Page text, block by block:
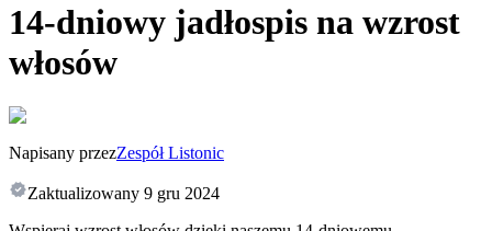
14-dniowy jadłospis na wzrost
włosów
Napisany przezZespół Listonic
Zaktualizowany 9 gru 2024